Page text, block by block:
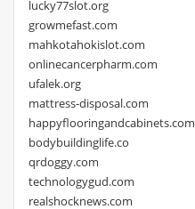
lucky77slot.org
growmefast.com
mahkotahokislot.com
onlinecancerpharm.com
ufalek.org
mattress-disposal.com
happyflooringandcabinets.com
bodybuildinglife.co
qrdoggy.com
technologygud.com
realshocknews.com